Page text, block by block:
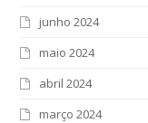
junho 2024
maio 2024
abril 2024
março 2024